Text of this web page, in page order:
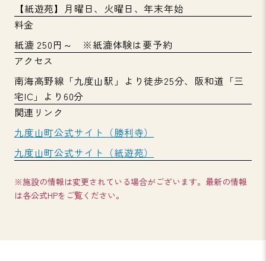
【紙遊苑】月曜日、火曜日、年末年始
料金
紙漉 250円～ ※紙漉体験は要予約
アクセス
南海高野線「九度山駅」より徒歩25分、阪和道「三
宅IC」より60分
関連リンク
九度山町公式サイト（勝利寺）
九度山町公式サイト（紙遊苑）
※施設の情報は変更されている場合がございます。最新の情報
は各公式HPをご覧ください。